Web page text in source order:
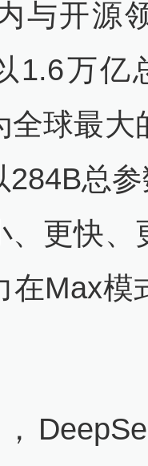
与开源
1.6万亿
球最大
总
、更快、
在Max模